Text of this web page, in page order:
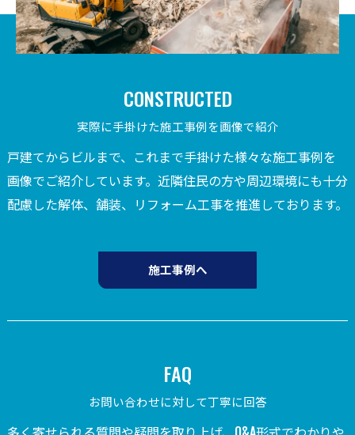
CONSTRUCTED
実際に手掛けた施工事例を画像で紹介
戸建てからビルまで、これまで手掛けた様々な施工事例を
画像でご紹介しています。近隣住民の方や周辺環境にも十分
配慮した解体、舗装、リフォーム工事を推進しております。
施工事例へ
FAQ
お問い合わせに対して丁寧に回答